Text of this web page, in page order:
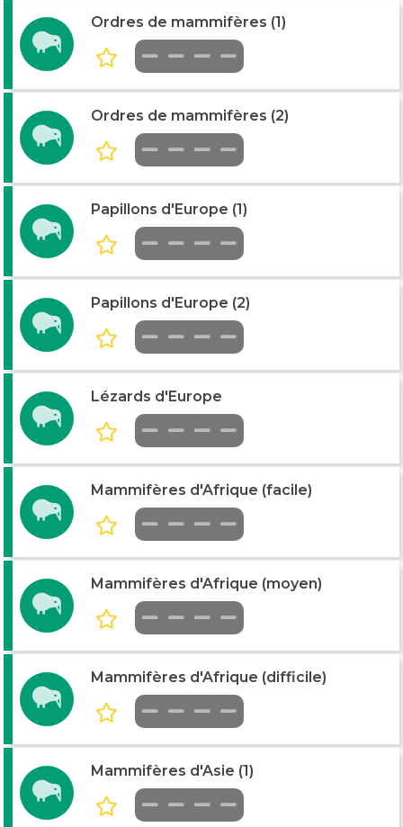
Ordres de mammifères (1)
Ordres de mammifères (2)
Papillons d'Europe (1)
Papillons d'Europe (2)
Lézards d'Europe
Mammifères d'Afrique (facile)
Mammifères d'Afrique (moyen)
Mammifères d'Afrique (difficile)
Mammifères d'Asie (1)